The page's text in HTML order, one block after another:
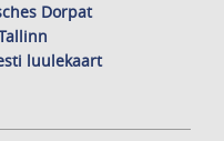
Dorpat
luulekaart